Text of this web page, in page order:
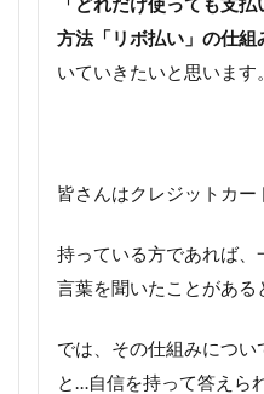
方法「リボ払い」の仕組
いていきたいと思います。
皆さんはクレジットカー
持っている方であれば、
言葉を聞いたことがある
では、その仕組みにつ
と…自信を持って答えら